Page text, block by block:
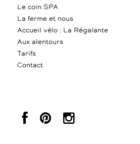
Le coin SPA
La ferme et nous
Accueil vélo : La Régalante
Aux alentours
Tarifs
Contact